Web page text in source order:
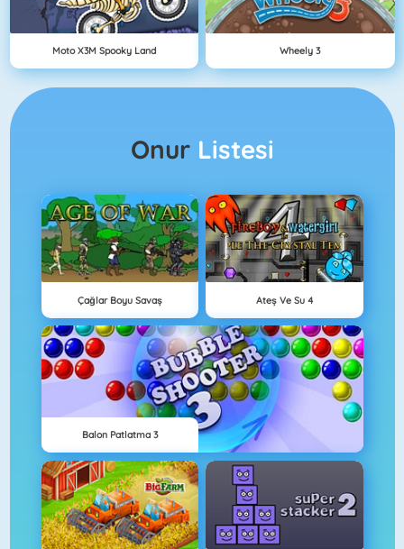
Moto X3M Spooky Land Wheely 3
Onur Listesi
Çağlar Boyu Savaş Ateş Ve Su 4
Balon Patlatma 3